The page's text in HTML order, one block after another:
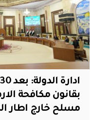
بقانون مكافحة
مسلح خارج اطار